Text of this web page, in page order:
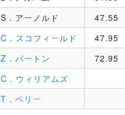
S．アーノルド 47.55
C．スコフィールド 47.95
Z．パートン 72.95
C．ウィリアムズ
T．ベリー